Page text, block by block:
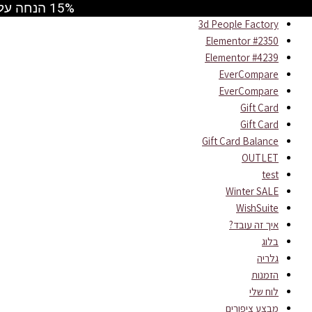
3d People Factory
Elementor #2350
Elementor #4239
EverCompare
EverCompare
Gift Card
Gift Card
Gift Card Balance
OUTLET
test
Winter SALE
WishSuite
איך זה עובד?
בלוג
גלריה
הזמנות
לוח שלי
מבצע ציפורים
לתוכן
15% הנחה על כל התמונות קוד קופון MAY2026 ומשלוח חינם ברכישה מעל 499 ש"ח